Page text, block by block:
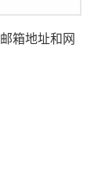
箱地址和网